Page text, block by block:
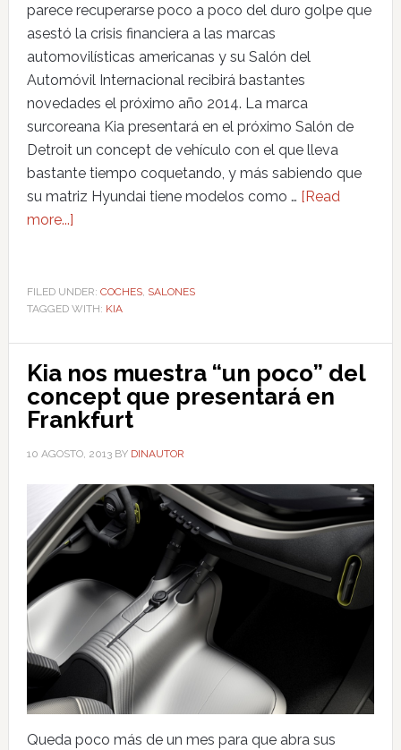
parece recuperarse poco a poco del duro golpe que
asestó la crisis financiera a las marcas
automovilísticas americanas y su Salón del
Automóvil Internacional recibirá bastantes
novedades el próximo año 2014. La marca
surcoreana Kia presentará en el próximo Salón de
Detroit un concept de vehículo con el que lleva
bastante tiempo coquetando, y más sabiendo que
su matriz Hyundai tiene modelos como … [Read
more...]
FILED UNDER: COCHES, SALONES
TAGGED WITH: KIA
Kia nos muestra “un poco” del
concept que presentará en
Frankfurt
10 AGOSTO, 2013BY DINAUTOR
Queda poco más de un mes para que abra sus